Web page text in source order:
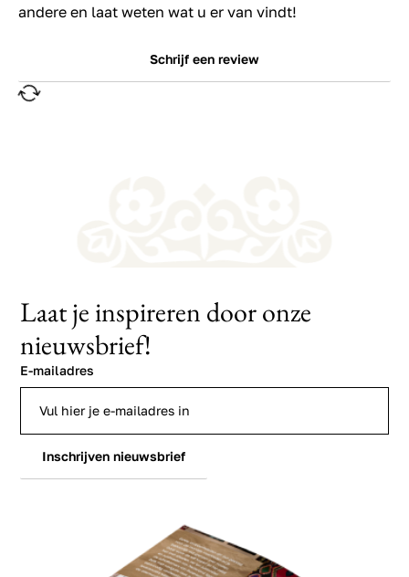
andere en laat weten wat u er van vindt!
Schrijf een review
Laat je inspireren door onze
nieuwsbrief!
E-mailadres
Inschrijven nieuwsbrief